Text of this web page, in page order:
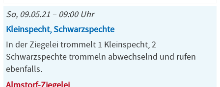
So, 09.05.21 – 09:00 Uhr
Kleinspecht, Schwarzspechte
In der Ziegelei trommelt 1 Kleinspecht, 2
Schwarzspechte trommeln abwechselnd und rufen
ebenfalls.